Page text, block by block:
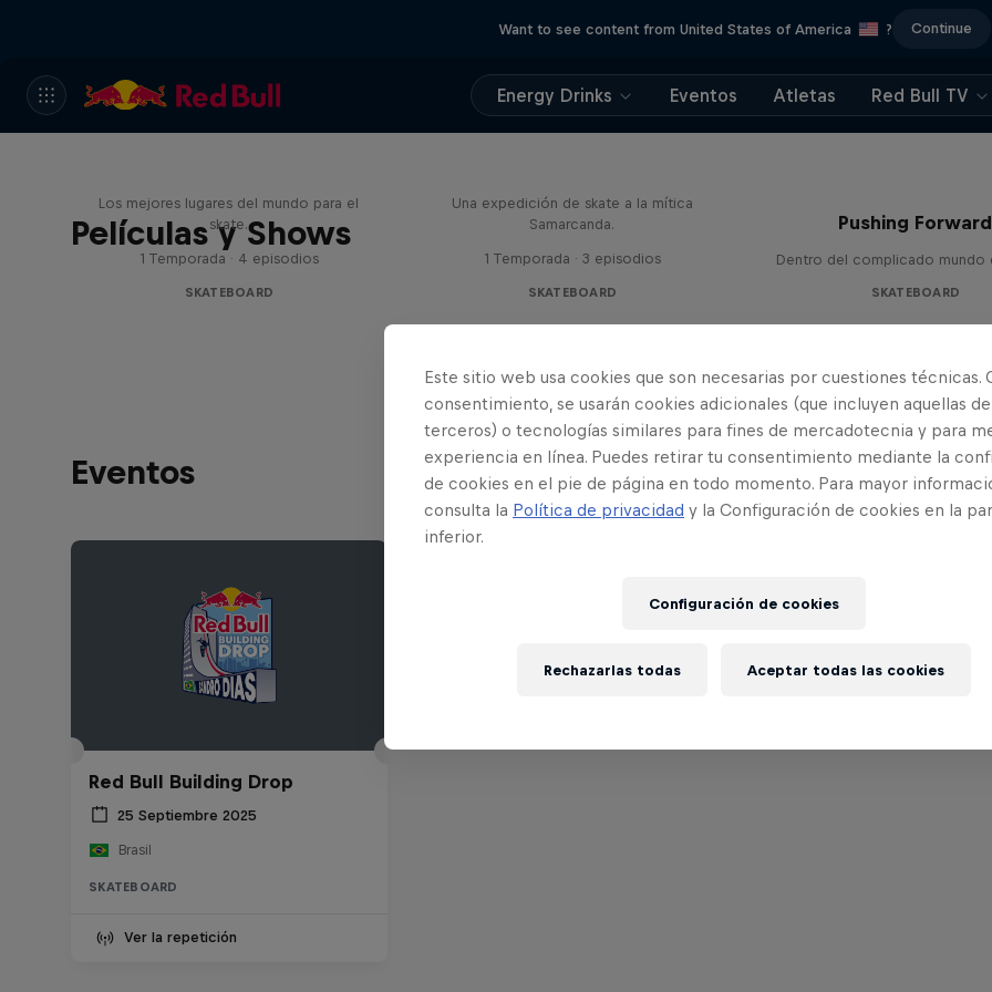
Want to see content from United States of America ? Continue
Energy Drinks Eventos Atletas Red Bull TV
Películas y Shows
Los mejores lugares del mundo para el
skate.
1 Temporada · 4 episodios
SKATEBOARD
Una expedición de skate a la mítica
Samarcanda.
1 Temporada · 3 episodios
SKATEBOARD
Pushing Forward
Dentro del complicado mundo
SKATEBOARD
Eventos
Red Bull Building Drop
25 Septiembre 2025
Brasil
SKATEBOARD
Ver la repetición
Este sitio web usa cookies que son necesarias por cuestiones técnicas.
consentimiento, se usarán cookies adicionales (que incluyen aquellas de
terceros) o tecnologías similares para fines de mercadotecnia y para
experiencia en línea. Puedes retirar tu consentimiento mediante la
de cookies en el pie de página en todo momento. Para mayor
consulta la Política de privacidad y la Configuración de cookies en la
inferior.
Configuración de cookies
Rechazarlas todas Aceptar todas las cookies